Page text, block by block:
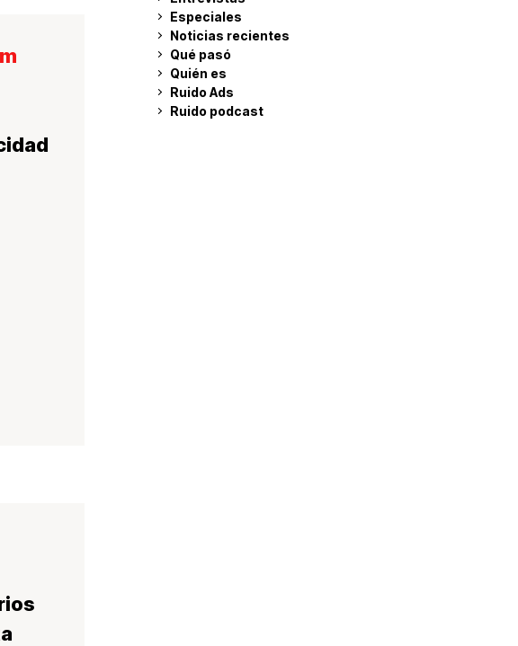
Especiales
Noticias recientes
Qué pasó
Quién es
Ruido Ads
Ruido podcast